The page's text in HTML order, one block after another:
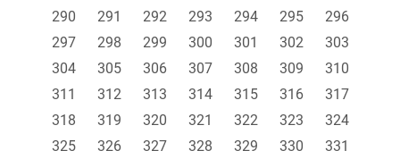
290
291 292 293 294 295
296
297
298 299 300 301 302
303
304
305 306 307 308 309
310
311
312 313 314 315 316
317
318
319 320 321 322 323
324
325
326 327 328 329 330
331